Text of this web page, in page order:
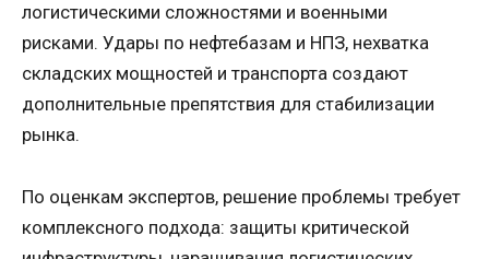
логистическими сложностями и военными
рисками. Удары по нефтебазам и НПЗ, нехватка
складских мощностей и транспорта создают
дополнительные препятствия для стабилизации
рынка.
По оценкам экспертов, решение проблемы требует
комплексного подхода: защиты критической